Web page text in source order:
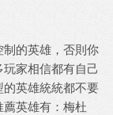
的英雄，否則你
家相信都有自己
英雄統統都不要
英雄有：梅杜